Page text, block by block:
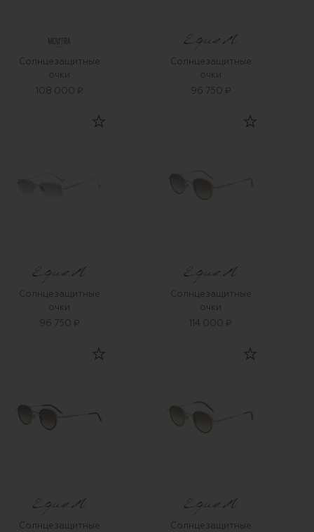
Солнцезащитные
очки
108 000 ₽
Солнцезащитные
очки
96 750 ₽
Солнцезащитные
очки
96 750 ₽
Солнцезащитные
очки
114 000 ₽
Солнцезащитные
Солнцезащитные